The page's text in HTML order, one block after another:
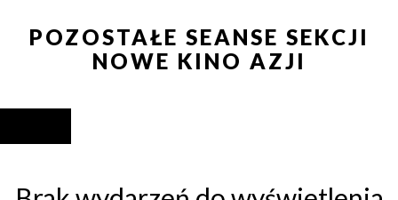
POZOSTAŁE SEANSE SEKCJI
NOWE KINO AZJI